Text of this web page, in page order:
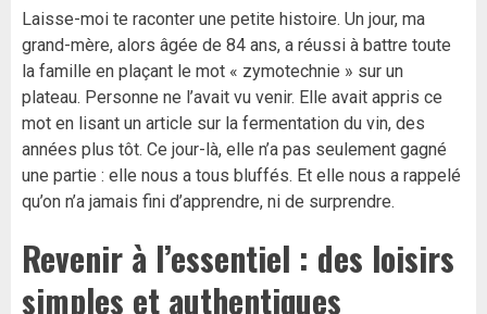
Laisse-moi te raconter une petite histoire. Un jour, ma
grand-mère, alors âgée de 84 ans, a réussi à battre toute
la famille en plaçant le mot « zymotechnie » sur un
plateau. Personne ne l’avait vu venir. Elle avait appris ce
mot en lisant un article sur la fermentation du vin, des
années plus tôt. Ce jour-là, elle n’a pas seulement gagné
une partie : elle nous a tous bluffés. Et elle nous a rappelé
qu’on n’a jamais fini d’apprendre, ni de surprendre.
Revenir à l’essentiel : des loisirs
simples et authentiques